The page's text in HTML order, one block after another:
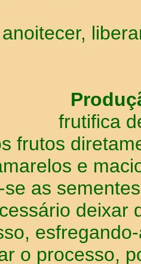
frutifica
frutos
e
se as
deixar
o processo,